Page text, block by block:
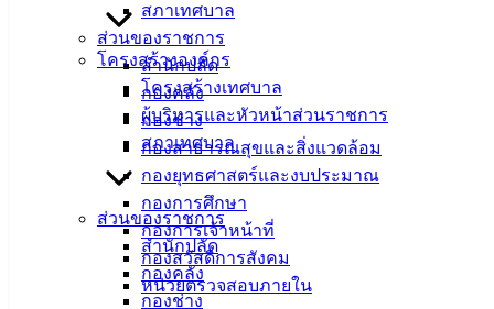
สภาเทศบาล
ส่วนของราชการ
สำนักปลัด
กองคลัง
กองช่าง
กองสาธารณสุขและสิ่งแวดล้อม
กองยุทธศาสตร์และงบประมาณ
กองการศึกษา
กองการเจ้าหน้าที่
กองสวัสดิการสังคม
หน่วยตรวจสอบภายใน
โครงสร้างองค์กร
โครงสร้างเทศบาล
ผู้บริหารและหัวหน้าส่วนราชการ
สภาเทศบาล
ส่วนของราชการ
สำนักปลัด
กองคลัง
กองช่าง
อ่างศิลา 90/338
อ.เมือง จ.ชลบุรี